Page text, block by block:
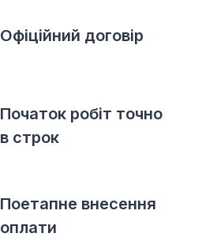
Офіційний договір
Початок робіт точно
в строк
Поетапне внесення
оплати